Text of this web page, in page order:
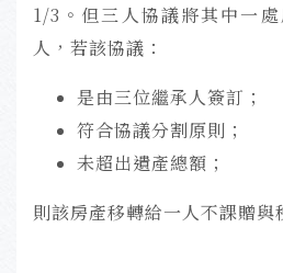
1/3。但三人協議將其中一
人，若該協議：
是由三位繼承人簽訂；
符合協議分割原則；
未超出遺產總額；
則該房產移轉給一人不課贈與